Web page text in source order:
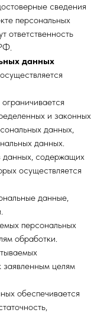
сведения
персональных
ответственность
данных
и законных
данных,
данных.
данных, содержащих
осуществляется
данные,
персональных
обработки.
целям
обеспечивается